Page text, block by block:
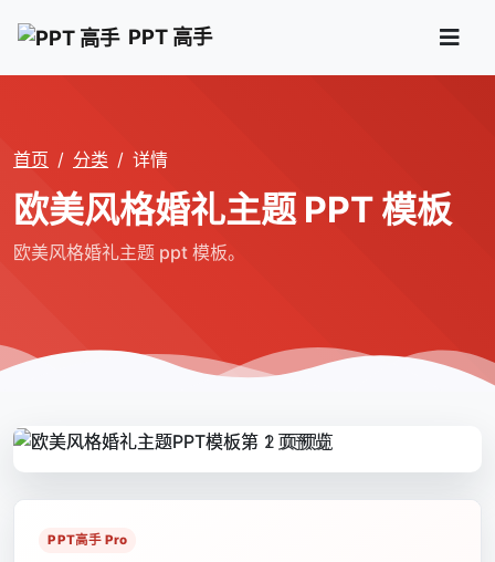
PPT 高手
首页 分类 详情
欧美风格婚礼主题 PPT 模板
欧美风格婚礼主题 ppt 模板。
PPT高手 Pro